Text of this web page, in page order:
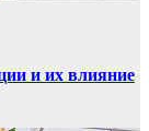
и их влияние